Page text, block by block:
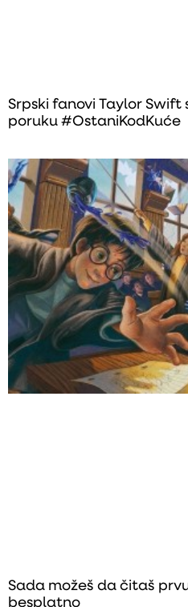
Srpski fanovi Taylor Swift
poruku #OstaniKodKuće
Sada možeš da čitaš
besplatno